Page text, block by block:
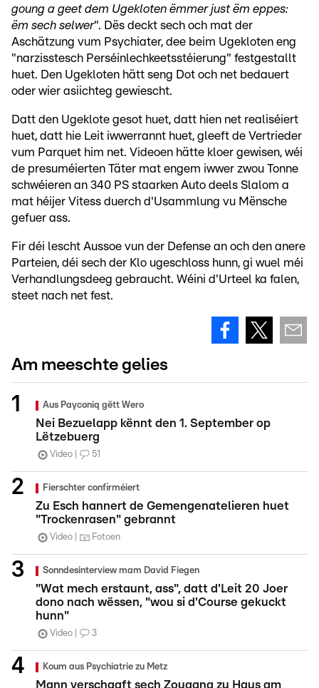
goung a geet dem Ugekloten ëmmer just ëm eppes:
ëm sech selwer". Dës deckt sech och mat der
Aschätzung vum Psychiater, dee beim Ugekloten eng
"narzisstesch Perséinlechkeetsstéierung" festgestallt
huet. Den Ugekloten hätt seng Dot och net bedauert
oder wier asiichteg gewiescht.
Datt den Ugeklote gesot huet, datt hien net realiséiert
huet, datt hie Leit iwwerrannt huet, gleeft de Vertrieder
vum Parquet him net. Videoen hätte kloer gewisen, wéi
de presuméierten Täter mat engem iwwer zwou Tonne
schwéieren an 340 PS staarken Auto deels Slalom a
mat héijer Vitess duerch d'Usammlung vu Mënsche
gefuer ass.
Fir déi lescht Aussoe vun der Defense an och den anere
Parteien, déi sech der Klo ugeschloss hunn, gi wuel méi
Verhandlungsdeeg gebraucht. Wéini d'Urteel ka falen,
steet nach net fest.
Am meeschte gelies
Aus Payconiq gëtt Wero
Nei Bezuelapp kënnt den 1. September op
Lëtzebuerg
Video 51
Fierschter confirméiert
Zu Esch hannert de Gemengenatelieren huet
"Trockenrasen" gebrannt
Video Fotoen
Sonndesinterview mam David Fiegen
"Wat mech erstaunt, ass", datt d'Leit 20 Joer
dono nach wëssen, "wou si d'Course gekuckt
hunn"
Video 3
Koum aus Psychiatrie zu Metz
Mann verschaaft sech Zougang zu Haus am